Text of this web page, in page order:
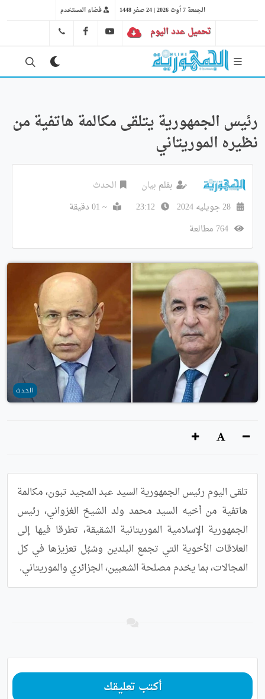
الجمعة 7 أوت 2026 | 24 صفر 1448 فضاء المستخدم
تحميل عدد اليوم YT
FB
رئيس الجمهورية يتلقى مكالمة هاتفية من
نظيره الموريتاني
بقلم بيان
الحدث
~ 01 دقيقة
الحدث
المجالات، بما يخدم مصلحة الشعبين، الجزائري والموريتاني.
أكتب تعليقك